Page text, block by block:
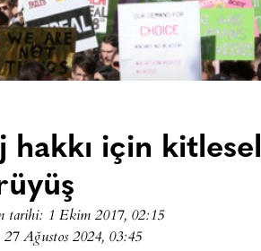
hakkı için kitlesel
tarihi: 1 Ekim 2017, 02:15
Ağustos 2024, 03:45